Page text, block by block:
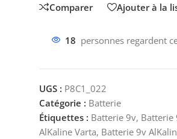
Comparer Ajouter à la
18 personnes regardent
UGS : P8C1_022
Catégorie : Batterie
Étiquettes : Batterie 9v, Batterie
AlKaline Varta, Batterie 9v